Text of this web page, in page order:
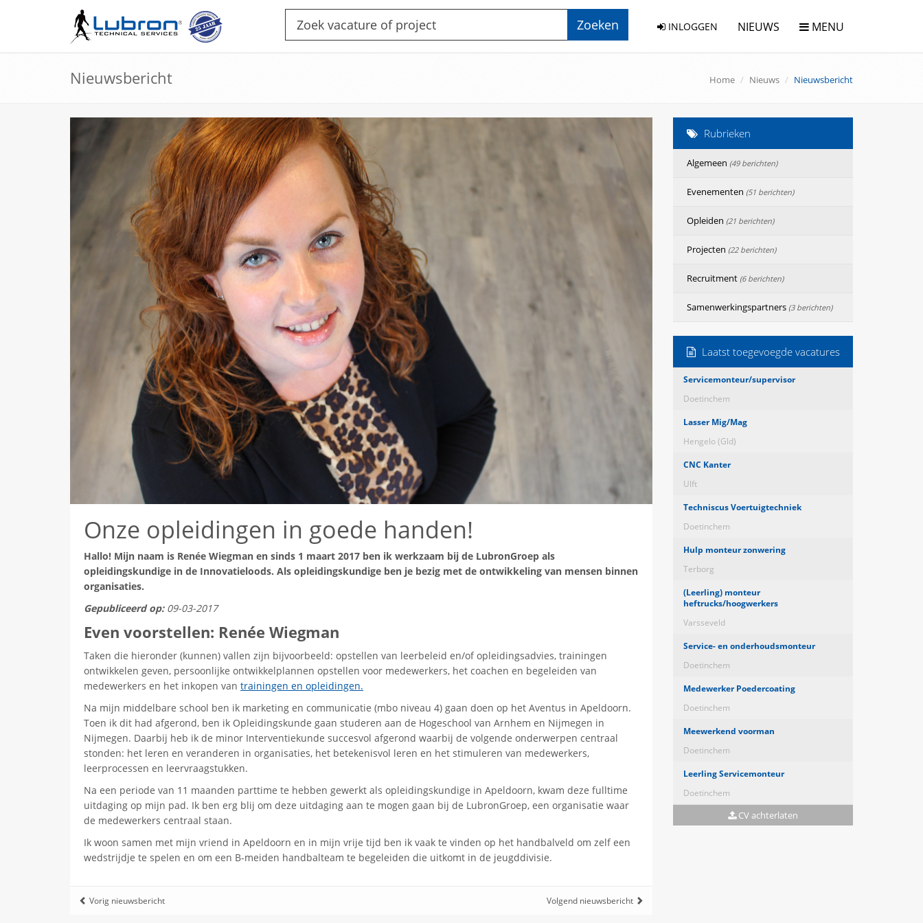
Zoeken INLOGGEN NIEUWS MENU
Nieuwsbericht Home Nieuws Nieuwsbericht
Onze opleidingen in goede handen!
Hallo! Mijn naam is Renée Wiegman en sinds 1 maart 2017 ben ik werkzaam bij de LubronGroep als
opleidingskundige in de Innovatieloods. Als opleidingskundige ben je bezig met de ontwikkeling van mensen binnen
organisaties.
Gepubliceerd op:09-03-2017
Even voorstellen: Renée Wiegman
Taken die hieronder (kunnen) vallen zijn bijvoorbeeld: opstellen van leerbeleid en/of opleidingsadvies, trainingen
ontwikkelen geven, persoonlijke ontwikkelplannen opstellen voor medewerkers, het coachen en begeleiden van
medewerkers en het inkopen van trainingen en opleidingen.
Na mijn middelbare school ben ik marketing en communicatie (mbo niveau 4) gaan doen op het Aventus in Apeldoorn.
Toen ik dit had afgerond, ben ik Opleidingskunde gaan studeren aan de Hogeschool van Arnhem en Nijmegen in
Nijmegen. Daarbij heb ik de minor Interventiekunde succesvol afgerond waarbij de volgende onderwerpen centraal
stonden: het leren en veranderen in organisaties, het betekenisvol leren en het stimuleren van medewerkers,
leerprocessen en leervraagstukken.
Na een periode van 11 maanden parttime te hebben gewerkt als opleidingskundige in Apeldoorn, kwam deze fulltime
uitdaging op mijn pad. Ik ben erg blij om deze uitdaging aan te mogen gaan bij de LubronGroep, een organisatie waar
de medewerkers centraal staan.
Ik woon samen met mijn vriend in Apeldoorn en in mijn vrije tijd ben ik vaak te vinden op het handbalveld om zelf een
wedstrijdje te spelen en om een B-meiden handbalteam te begeleiden die uitkomt in de jeugddivisie.
Vorig nieuwsbericht Volgend nieuwsbericht
Rubrieken
Algemeen (49 berichten)
Evenementen (51 berichten)
Opleiden (21 berichten)
Projecten (22 berichten)
Recruitment (6 berichten)
Samenwerkingspartners (3 berichten)
Laatst toegevoegde vacatures
Servicemonteur/supervisor
Doetinchem
Lasser Mig/Mag
Hengelo (Gld)
CNC Kanter
Ulft
Techniscus Voertuigtechniek
Doetinchem
Hulp monteur zonwering
Terborg
(Leerling) monteur
heftrucks/hoogwerkers
Varsseveld
Service- en onderhoudsmonteur
Doetinchem
Medewerker Poedercoating
Doetinchem
Meewerkend voorman
Doetinchem
Leerling Servicemonteur
Doetinchem
CV achterlaten